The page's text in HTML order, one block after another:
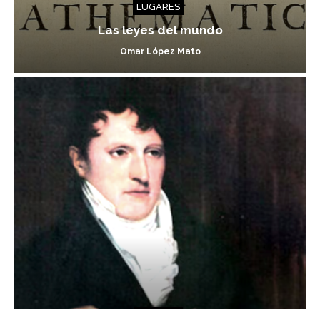
LUGARES
Las leyes del mundo
Omar López Mato